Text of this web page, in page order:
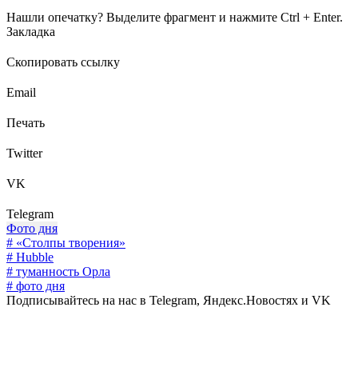
Нашли опечатку? Выделите фрагмент и нажмите Ctrl + Enter.
Закладка
Скопировать ссылку
Email
Печать
Twitter
VK
Telegram
Фото дня
# «Столпы творения»
# Hubble
# туманность Орла
# фото дня
Подписывайтесь на нас в Telegram, Яндекс.Новостях и VK